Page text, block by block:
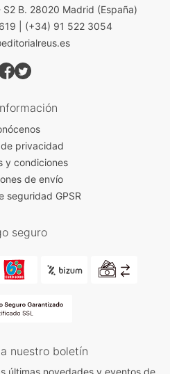
B. 28020 Madrid (España)
(+34) 91 522 3054
privacidad
y condiciones
de envío
seguridad GPSR
seguro
nuestro boletín
últimas novedades y eventos de